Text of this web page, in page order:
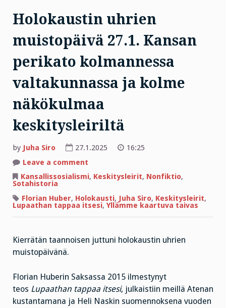
Holokaustin uhrien
muistopäivä 27.1. Kansan
perikato kolmannessa
valtakunnassa ja kolme
näkökulmaa
keskitysleiriltä
by Juha Siro 27.1.2025
16:25
Leave a comment
uhrien
muistopäivä
Kansan
perikato
kolmannessa
näkökulmaa
keskitysleiriltä
Kansallissosialismi, Keskitysleirit, Nonfiktio,
Sotahistoria
Florian Huber, Holokausti, Juha Siro, Keskitysleirit,
Lupaathan tappaa itsesi, Yllämme kaartuva taivas
Kierrätän taannoisen juttuni holokaustin uhrien
muistopäivänä.
Florian Huberin Saksassa 2015 ilmestynyt
teos Lupaathan tappaa itsesi, julkaistiin meillä Atenan
kustantamana ja Heli Naskin suomennoksena vuoden